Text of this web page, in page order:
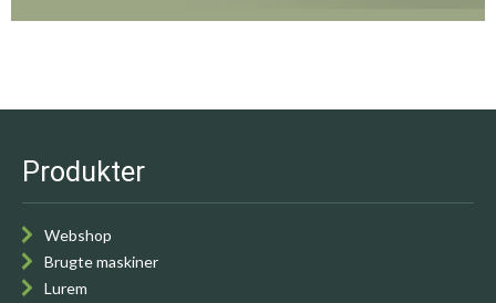
Produkter
Webshop
Brugte maskiner
Lurem